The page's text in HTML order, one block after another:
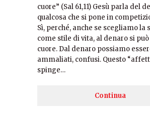
cuore” (Sal 61,11) Gesù parla del
qualcosa che si pone in
Sì, perché, anche se scegliamo la
come stile di vita, al denaro si
cuore. Dal denaro possiamo
ammaliati, confusi. Questo
spinge…
Continua